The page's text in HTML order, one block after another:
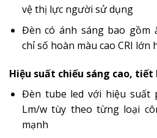
vệ thị lực người sử dụng
Đèn có ánh sáng bao gồm
chỉ số hoàn màu cao CRI lớn
Hiệu suất chiếu sáng cao, tiết
Đèn tube led với hiệu suất
Lm/w tùy theo từng loại
mạnh